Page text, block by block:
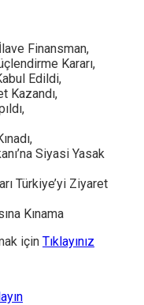
Finansman,
Kararı,
Edildi,
Kazandı,
Siyasi Yasak
Türkiye’yi Ziyaret
Kınama
için Tıklayınız